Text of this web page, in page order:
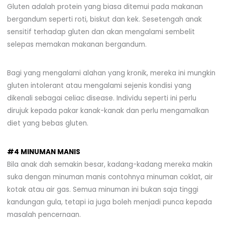
Gluten adalah protein yang biasa ditemui pada makanan
bergandum seperti roti, biskut dan kek. Sesetengah anak
sensitif terhadap gluten dan akan mengalami sembelit
selepas memakan makanan bergandum.
Bagi yang mengalami alahan yang kronik, mereka ini mungkin
gluten intolerant atau mengalami sejenis kondisi yang
dikenali sebagai celiac disease. Individu seperti ini perlu
dirujuk kepada pakar kanak-kanak dan perlu mengamalkan
diet yang bebas gluten.
#4 MINUMAN MANIS
Bila anak dah semakin besar, kadang-kadang mereka makin
suka dengan minuman manis contohnya minuman coklat, air
kotak atau air gas. Semua minuman ini bukan saja tinggi
kandungan gula, tetapi ia juga boleh menjadi punca kepada
masalah pencernaan.